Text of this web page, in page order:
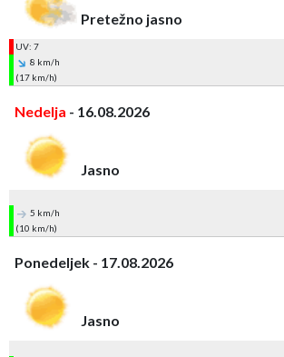
Pretežno jasno
UV: 7
8 km/h
(17 km/h)
Nedelja - 16.08.2026
Jasno
5 km/h
(10 km/h)
Ponedeljek - 17.08.2026
Jasno